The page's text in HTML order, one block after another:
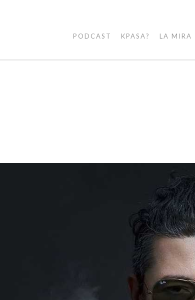
PODCAST KPASA? LA MIRA